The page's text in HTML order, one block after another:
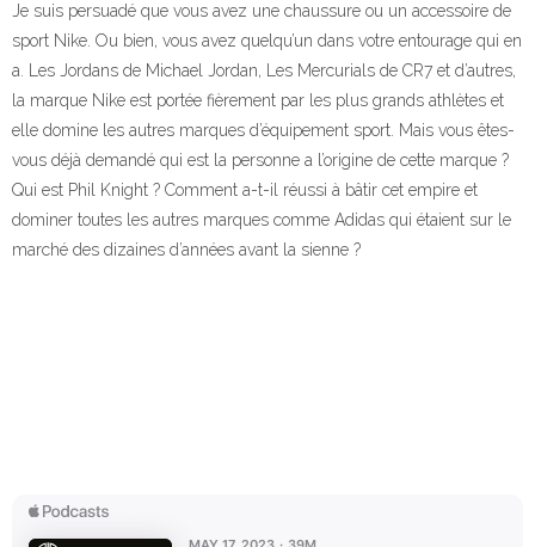
About
Contact Me
Books Recommendation
Je suis persuadé que vous avez une chaussure ou un accessoire de
sport Nike. Ou bien, vous avez quelqu’un dans votre entourage qui en
a. Les Jordans de Michael Jordan, Les Mercurials de CR7 et d’autres,
la marque Nike est portée fièrement par les plus grands athlètes et
elle domine les autres marques d’équipement sport. Mais vous êtes-
vous déjà demandé qui est la personne a l’origine de cette marque ?
Qui est Phil Knight ? Comment a-t-il réussi à bâtir cet empire et
dominer toutes les autres marques comme Adidas qui étaient sur le
marché des dizaines d’années avant la sienne ?